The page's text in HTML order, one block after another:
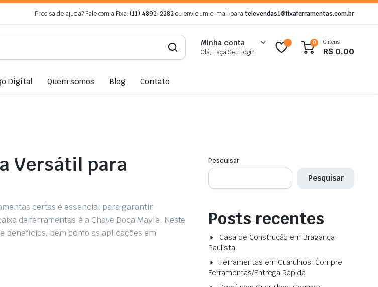
Precisa de ajuda? Fale com a Fixa:(11) 4892-2282ou envie um e-mail para televendas1@fixaferramentas.com.br
Minha conta
Olá, Faça Seu Login
0 0 itens
R$ 0,00
Digital Quem somos Blog Contato
Versátil para
certas é essencial para garantir
de ferramentas é a Chave Boca Mayle. Neste
benefícios, bem como as aplicações em
Pesquisar
Pesquisar
Posts recentes
Casa de Construção em Bragança
Paulista
Ferramentas em Guarulhos: Compre
Ferramentas/Entrega Rápida